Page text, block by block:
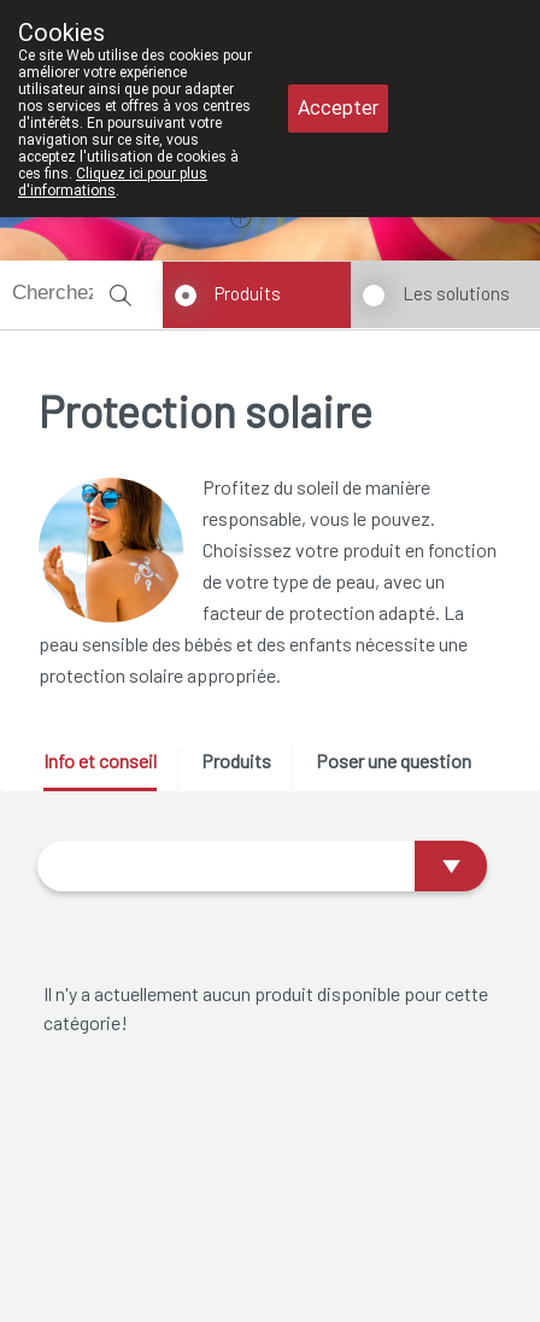
011/610300
Aujourd'hui A présent
Produits Les solutions
Protection solaire
Profitez du soleil de manière
responsable, vous le pouvez.
Choisissez votre produit en fonction
de votre type de peau, avec un
facteur de protection adapté. La
peau sensible des bébés et des enfants nécessite une
protection solaire appropriée.
Info et conseil Produits Poser une question
Il n'y a actuellement aucun produit disponible pour cette
catégorie!
Cookies
Ce site Web utilise des cookies pour
améliorer votre expérience
utilisateur ainsi que pour adapter
nos services et offres à vos centres
d'intérêts. En poursuivant votre
navigation sur ce site, vous
acceptez l'utilisation de cookies à
ces fins. Cliquez ici pour plus
d'informations.
Accepter